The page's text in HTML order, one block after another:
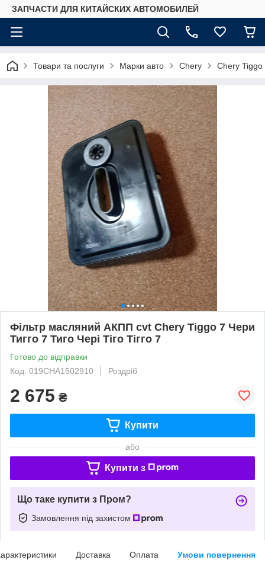
ЗАПЧАСТИ ДЛЯ КИТАЙСКИХ АВТОМОБИЛЕЙ
Товари та послуги Марки авто Chery Chery Tiggo
Фільтр масляний АКПП cvt Chery Tiggo 7 Чери
Тигго 7 Тиго Чері Тіго Тігго 7
Готово до відправки
Код: 019CHA1502910
Роздріб
2 675 ₴
Купити
або
Купити з
Що таке купити з Пром?
Замовлення під захистом
Доставка Оплата Умови повернення